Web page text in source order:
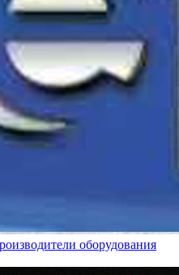
оборудования